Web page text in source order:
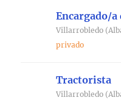
Encargado/a
Villarrobledo
privado
Tractorista
Villarrobledo